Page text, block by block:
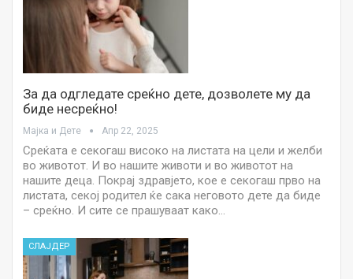
За да одгледате среќно дете, дозволете му да
биде несреќно!
Мајка и Дете Апр 22, 2025
Среќата е секогаш високо на листата на цели и желби
во животот. И во нашите животи и во животот на
нашите деца. Покрај здравјето, кое е секогаш прво на
листата, секој родител ќе сака неговото дете да биде
– среќно. И сите се прашуваат како…
СЛАЈДЕР